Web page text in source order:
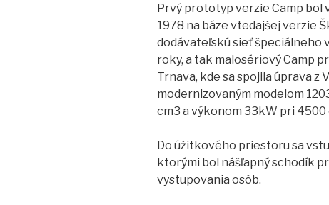
Prvý prototyp verzie Camp bol
1978 na báze vtedajšej verzie
dodávateľskú sieť špeciálneho
roky, a tak malosériový Camp
Trnava, kde sa spojila úprava z
modernizovaným modelom
cm3 a výkonom 33kW pri
Do úžitkového priestoru sa
ktorými bol nášľapný schodík
vystupovania osôb.